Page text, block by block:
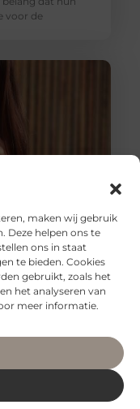
maken wij gebruik
Deze helpen ons te
ons in staat
te bieden. Cookies
gebruikt, zoals het
het analyseren van
meer informatie.
voor de
ontwikkelingen
allerlei
een betere